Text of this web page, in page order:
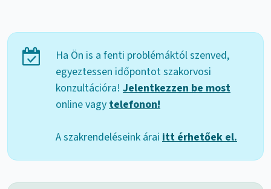
Ha Ön is a fenti problémáktól szenved,
egyeztessen időpontot szakorvosi
konzultációra! Jelentkezzen be most
online vagy telefonon!
A szakrendeléseink árai itt érhetőek el.